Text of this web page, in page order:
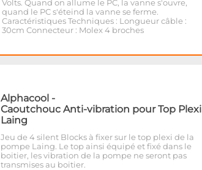
Volts. Quand on allume le PC, la vanne s'ouvre,
quand le PC s'éteind la vanne se ferme.
Caractéristiques Techniques : Longueur câble :
30cm Connecteur : Molex 4 broches
Alphacool -
Caoutchouc Anti-vibration pour Top Plexi
Laing
Jeu de 4 silent Blocks à fixer sur le top plexi de la
pompe Laing. Le top ainsi équipé et fixé dans le
boitier, les vibration de la pompe ne seront pas
transmises au boitier.